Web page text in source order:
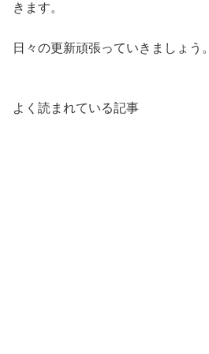
きます。
日々の更新頑張っていきましょう。
よく読まれている記事